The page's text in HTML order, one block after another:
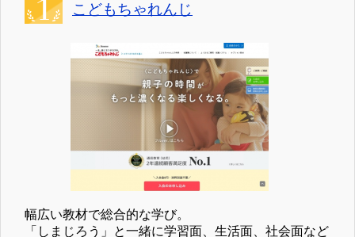
こどもちゃれんじ
幅広い教材で総合的な学び。
「しまじろう」と一緒に学習面、生活面、社会面など